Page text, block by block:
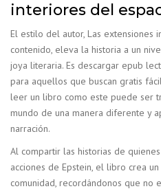
interiores del
El estilo del autor, Las
contenido, eleva la historia a un
joya literaria. Es descargar epub
para aquellos que buscan gratis
leer un libro como este puede ser
mundo de una manera diferente y
narración.
Al compartir las historias de
acciones de Epstein, el libro crea
comunidad, recordándonos que no